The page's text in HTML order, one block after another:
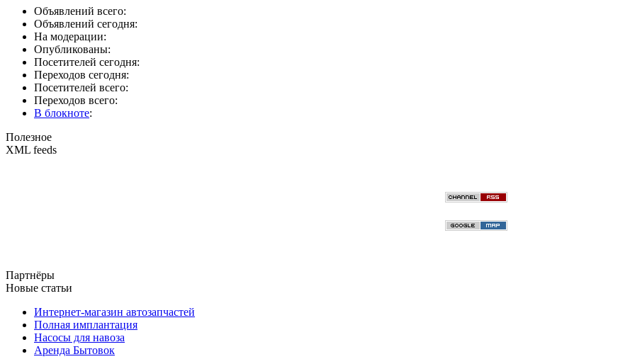
Объявлений всего:
Объявлений сегодня:
На модерации:
Опубликованы:
Посетителей сегодня:
Переходов сегодня:
Посетителей всего:
Переходов всего:
В блокноте:
Полезное
XML feeds
Партнёры
Новые статьи
Интернет-магазин автозапчастей
Полная имплантация
Насосы для навоза
Аренда Бытовок